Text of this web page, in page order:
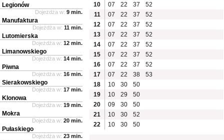
10
07 22 37
52
11
07 22 37
52
12
07 22 37
52
13
07 22 37
52
14
07 22 37
52
15
07 22 37
52
16
07 22 37
52
17
07 22 38
53
18
10 30
50
19
10 29
50
20
09 30
50
21
10 30
52
22
10 30 50
Legionów
Dojeżdża w: 9 min.
Manufaktura
Dojeżdża w: 11 min.
Lutomierska
Dojeżdża w: 12 min.
Limanowskiego
Dojeżdża w: 14 min.
Piwna
Dojeżdża w: 16 min.
Sierakowskiego
Dojeżdża w: 17 min.
Klonowa
Dojeżdża w: 19 min.
Mokra
Dojeżdża w: 20 min.
Pułaskiego
Dojeżdża w: 23 min.